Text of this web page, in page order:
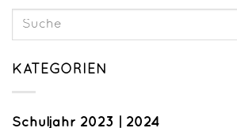
KATEGORIEN
Schuljahr 2023 | 2024